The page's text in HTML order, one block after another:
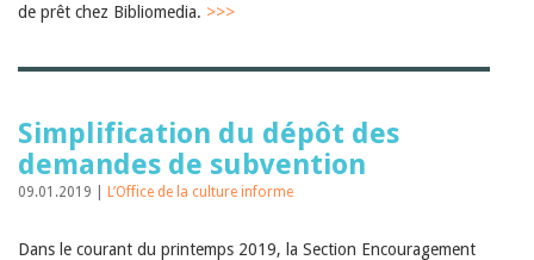
de prêt chez Bibliomedia. >>>
Simplification du dépôt des
demandes de subvention
09.01.2019 | L’Office de la culture informe
Dans le courant du printemps 2019, la Section Encouragement